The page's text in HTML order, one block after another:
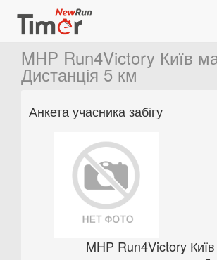
MHP Run4Victory Київ
Дистанція 5 км
Анкета учасника забігу
MHP Run4Victory